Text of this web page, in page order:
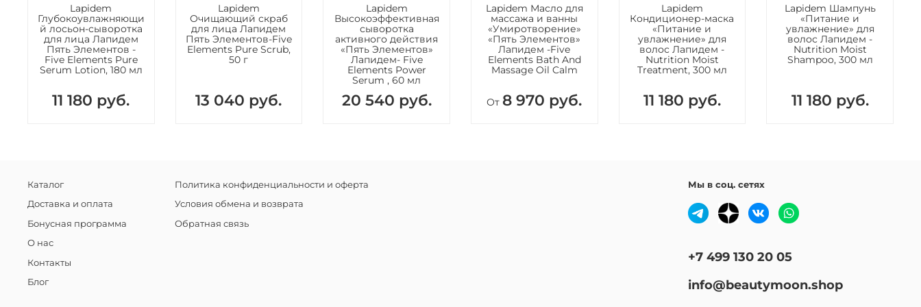
Lapidem
Глубокоувлажняющи
й лосьон-сыворотка
для лица Лапидем
Пять Элементов -
Five Elements Pure
Serum Lotion, 180 мл
11 180 руб.
Lapidem
Очищающий скраб
для лица Лапидем
Пять Элементов-Five
Elements Pure Scrub,
50 г
13 040 руб.
Lapidem
Высокоэффективная
сыворотка
активного действия
«Пять Элементов»
Лапидем- Five
Elements Power
Serum , 60 мл
20 540 руб.
Lapidem Масло для
массажа и ванны
«Умиротворение»
«Пять Элементов»
Лапидем -Five
Elements Bath And
Massage Oil Calm
От 8 970 руб.
Lapidem
Кондиционер-маска
«Питание и
увлажнение» для
волос Лапидем -
Nutrition Moist
Treatment, 300 мл
11 180 руб.
Lapidem Шампунь
«Питание и
увлажнение» для
волос Лапидем -
Nutrition Moist
Shampoo, 300 мл
11 180 руб.
Каталог
Доставка и оплата
Бонусная программа
О нас
Контакты
Блог
Политика конфиденциальности и оферта
Условия обмена и возврата
Обратная связь
Мы в соц. сетях
+7 499 130 20 05
info@beautymoon.shop